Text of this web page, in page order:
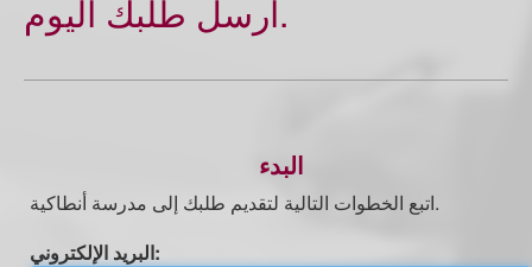
أرسل طلبك اليوم.
البدء
اتبع الخطوات التالية لتقديم طلبك إلى مدرسة أنطاكية.
البريد الإلكتروني: